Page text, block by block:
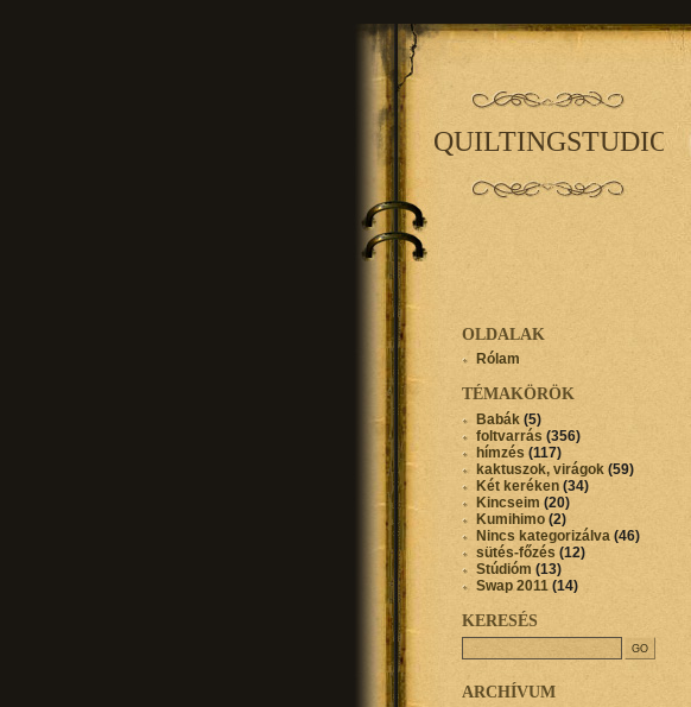
QUILTINGSTUDIO
OLDALAK
Rólam
TÉMAKÖRÖK
Babák (5)
foltvarrás (356)
hímzés (117)
kaktuszok, virágok (59)
Két keréken (34)
Kincseim (20)
Kumihimo (2)
Nincs kategorizálva (46)
sütés-főzés (12)
Stúdióm (13)
Swap 2011 (14)
KERESÉS
ARCHÍVUM